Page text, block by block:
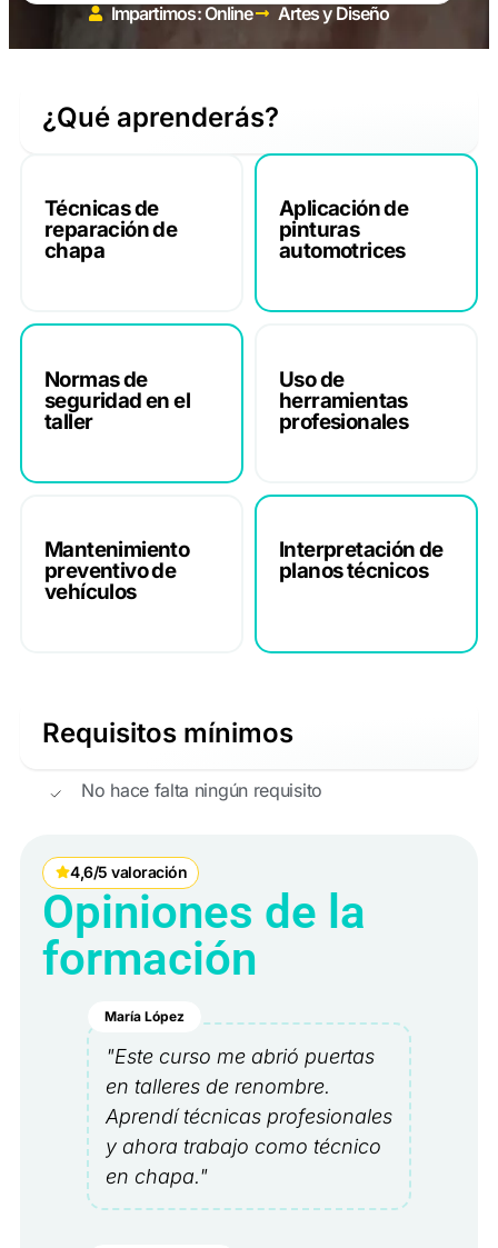
Impartimos: Online Artes y Diseño
¿Qué aprenderás?
Técnicas de
reparación de
chapa
Aplicación de
pinturas
automotrices
Normas de
seguridad en el
taller
Uso de
herramientas
profesionales
Mantenimiento
preventivo de
vehículos
Interpretación de
planos técnicos
Requisitos mínimos
No hace falta ningún requisito
4,6/5 valoración
Opiniones de la
formación
María López
"Este curso me abrió puertas
en talleres de renombre.
Aprendí técnicas profesionales
y ahora trabajo como técnico
en chapa."